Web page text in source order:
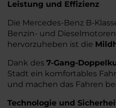
Leistung und Effizienz
Die Mercedes-Benz B-
Benzin- und
hervorzuheben ist die
Dank des 7-Gang-
Stadt ein komfortables
und machen das Fahren
Technologie und